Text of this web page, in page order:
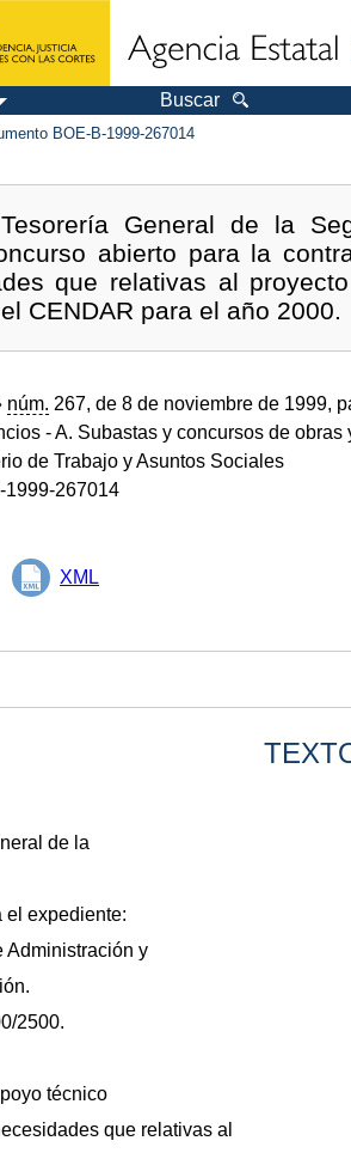
Buscar
BOE-B-1999-267014
General de la
abierto para la
que relativas al
CENDAR para el año 2000.
núm. 267, de 8 de noviembre de 1999,
- A. Subastas y concursos de obras
de Trabajo y Asuntos Sociales
1999-267014
XML
de la
el expediente:
Administración y
2500.
técnico
que relativas al